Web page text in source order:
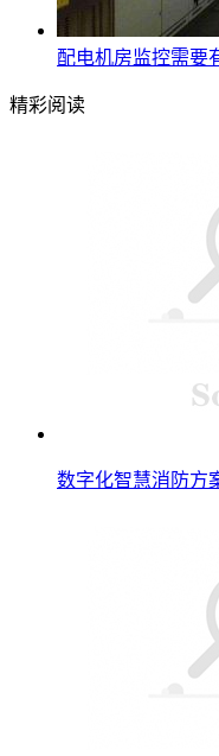
配电机房监控需要
精彩阅读
数字化智慧消防方